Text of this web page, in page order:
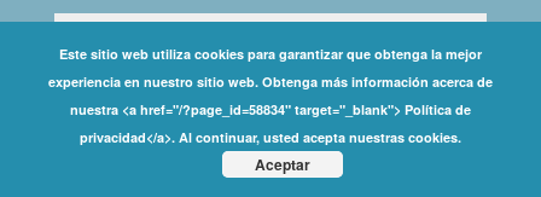
Correo
Este sitio web utiliza cookies para garantizar que obtenga la mejor
experiencia en nuestro sitio web. Obtenga más información acerca de
nuestra <a href="/?page_id=58834" target="_blank"> Política de
privacidad</a>. Al continuar, usted acepta nuestras cookies.
Aceptar